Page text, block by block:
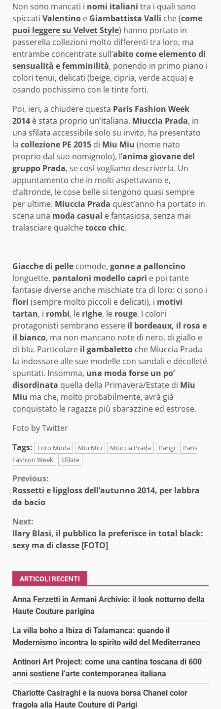
Non sono mancati i nomi italiani tra i quali sono
spiccati Valentino e Giambattista Valli che (come
puoi leggere su Velvet Style) hanno portato in
passerella collezioni molto differenti tra loro, ma
entrambe concentrate sull’abito come elemento di
sensualità e femminilità, ponendo in primo piano i
colori tenui, delicati (beige, cipria, verde acqua) e
osando pochissimo con le tinte forti.
Poi, ieri, a chiudere questa Paris Fashion Week
2014 è stata proprio un’italiana. Miuccia Prada, in
una sfilata accessibile solo su invito, ha presentato
la collezione PE 2015 di Miu Miu (nome nato
proprio dal suo nomignolo), l’anima giovane del
gruppo Prada, se così vogliamo descriverla. Un
appuntamento che in molti aspettavano e,
d’altronde, le cose belle si tengono quasi sempre
per ultime. Miuccia Prada quest’anno ha portato in
scena una moda casual e fantasiosa, senza mai
tralasciare qualchetocco chic.
Giacche di pelle comode, gonne a palloncino
longuette, pantaloni modello capri e poi tante
fantasie diverse anche mischiate tra di loro: ci sono i
fiori (sempre molto piccoli e delicati), i motivi
tartan, i rombi, le righe, le rouge. I colori
protagonisti sembrano essere il bordeaux, il rosa e
il bianco, ma non mancano note di nero, di giallo e
di blu. Particolare il gambaletto che Miuccia Prada
fa indossare alle sue modelle con sandali e décolleté
spuntati. Insomma, una moda forse un po’
disordinata quella della Primavera/Estate di Miu
Miu ma che, molto probabilmente, avrà già
conquistato le ragazze più sbarazzine ed estrose.
Foto by Twitter
Tags:
Foto Moda Miu Miu Miuccia Prada Parigi
Paris
Fashion Week
Sfilate
Continue
Reading
Previous:
Rossetti e lipgloss dell’autunno 2014, per labbra
da bacio
Next:
Ilary Blasi, il pubblico la preferisce in total black:
sexy ma di classe [FOTO]
ARTICOLI RECENTI
Anna Ferzetti in Armani Archivio: il look notturno della
Haute Couture parigina
La villa boho a Ibiza di Talamanca: quando il
Modernismo incontra lo spirito wild del Mediterraneo
Antinori Art Project: come una cantina toscana di 600
anni sostiene l’arte contemporanea italiana
Charlotte Casiraghi e la nuova borsa Chanel color
fragola alla Haute Couture di Parigi